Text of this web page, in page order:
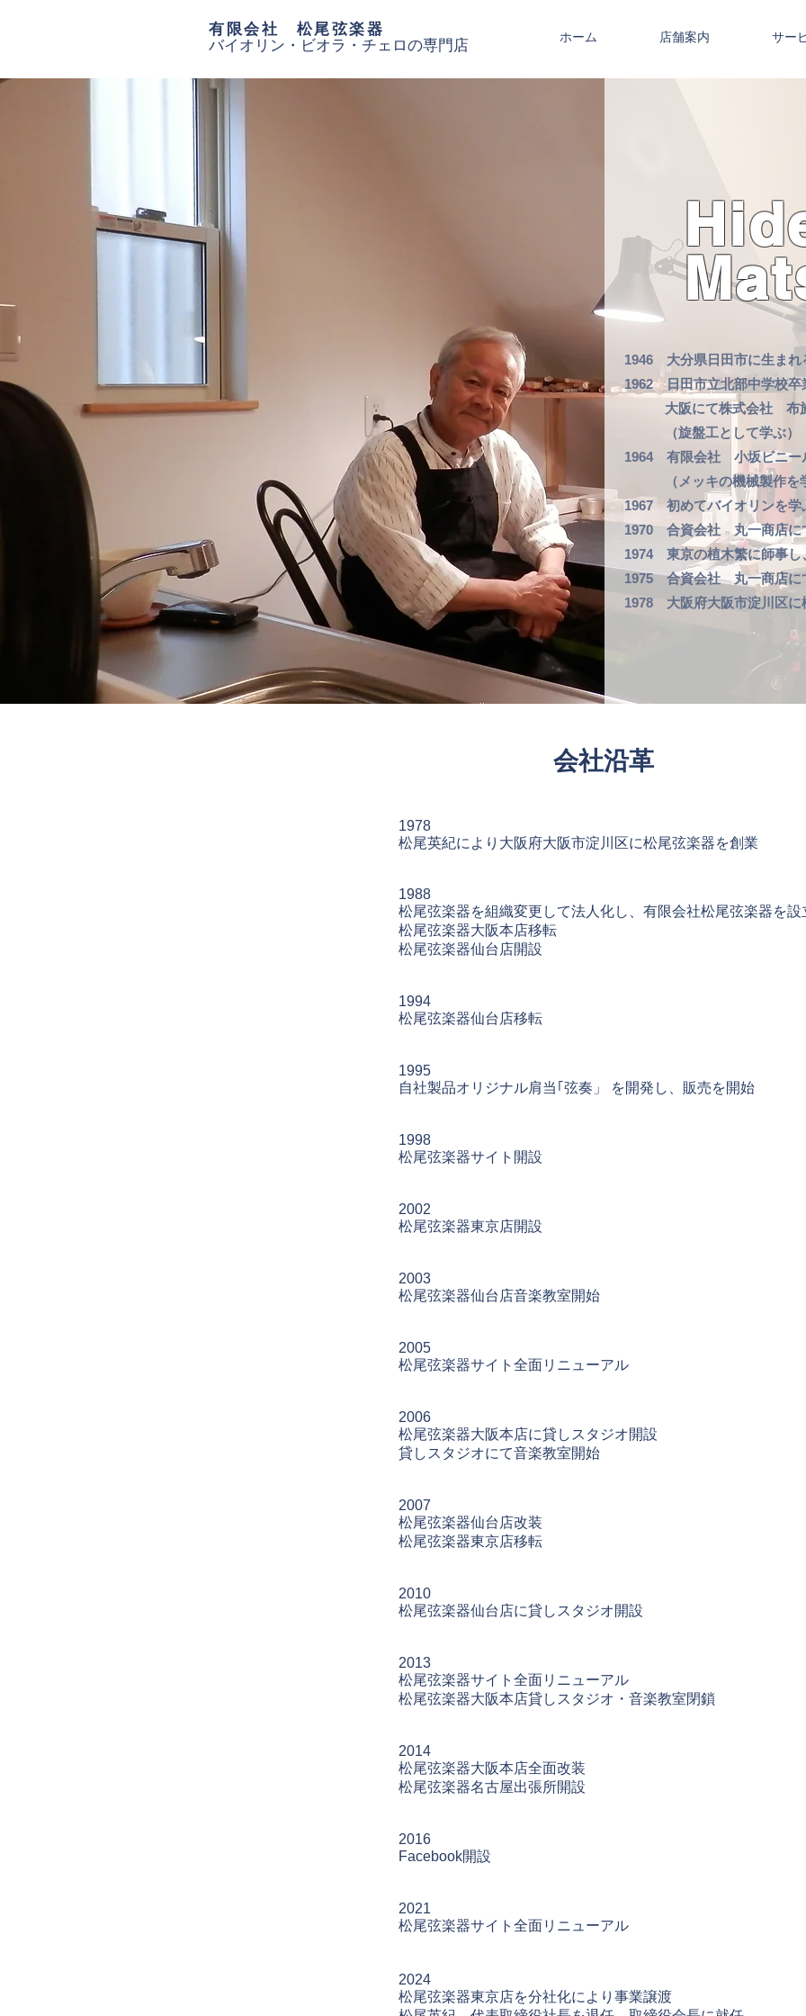
有限会社 松尾弦楽器
バイオリン・ビオラ・チェロの専門店
ホーム 店舗案内 サー
1946 大分県日田市に生まれ
1962 日田市立北部中学校卒
大阪にて株式会社 布施
（旋盤工として学ぶ）
1964 有限会社 小坂ビニー
（メッキの機械製作を
1967 初めてバイオリンを学
1970 合資会社 丸一商店に
1974 東京の植木繁に師事し
1975 合資会社 丸一商店に
1978 大阪府大阪市淀川区に
会社沿革
​1978
松尾英紀により大阪府大阪市淀川区に松尾弦楽器を創業
1988
松尾弦楽器を組織変更して法人化し、有限会社松尾弦楽器を設
松尾弦楽器大阪本店移転
松尾弦楽器仙台店開設
1994
松尾弦楽器仙台店移転
1995
自社製品オリジナル肩当｢弦奏」 を開発し、販売を開始
1998
松尾弦楽器サイト開設
2002
松尾弦楽器東京店開設
2003
松尾弦楽器仙台店音楽教室開始
2005
松尾弦楽器サイト全面リニューアル
2006
松尾弦楽器大阪本店に貸しスタジオ開設
貸しスタジオにて音楽教室開始
2007
松尾弦楽器仙台店改装
松尾弦楽器東京店移転
2010
松尾弦楽器仙台店に貸しスタジオ開設
2013
松尾弦楽器サイト全面リニューアル
松尾弦楽器大阪本店貸しスタジオ・音楽教室閉鎖
2014
松尾弦楽器大阪本店全面改装
松尾弦楽器名古屋出張所開設
2016
Facebook開設
2021
松尾弦楽器サイト全面リニューアル
2024
松尾弦楽器東京店を分社化により事業譲渡